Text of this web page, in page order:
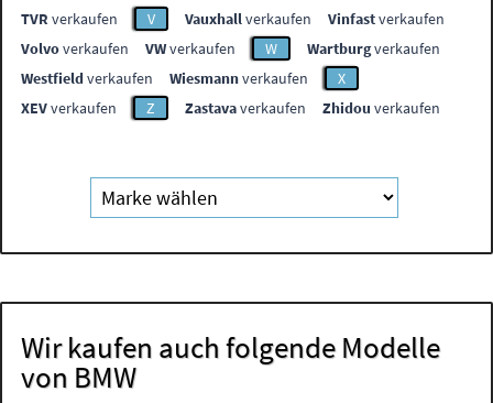
TVR verkaufen V Vauxhallverkaufen Vinfastverkaufen
Volvoverkaufen VWverkaufen W Wartburgverkaufen
Westfieldverkaufen Wiesmannverkaufen
X
XEVverkaufen Z Zastavaverkaufen Zhidou verkaufen
Wir kaufen auch folgende Modelle
von BMW